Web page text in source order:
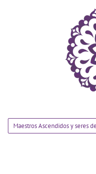
Maestros Ascendidos y seres